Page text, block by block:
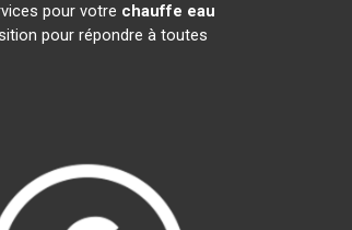
pour votre chauffe eau
pour répondre à toutes